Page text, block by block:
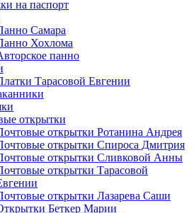
на паспорт
Самара
Хохлома
панно
Тарасовой Евгении
открытки
открытки Ротанина Андрея
открытки Спироса Дмитрия
открытки Сливковой Анны
открытки Тарасовой
открытки Лазарева Саши
Беткер Марии